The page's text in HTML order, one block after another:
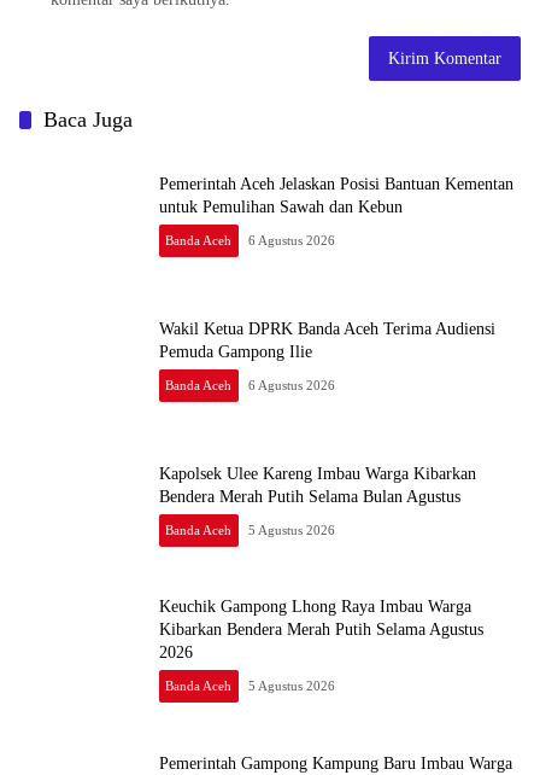
Baca Juga
Pemerintah Aceh Jelaskan Posisi Bantuan Kementan
untuk Pemulihan Sawah dan Kebun
Banda Aceh 6 Agustus 2026
Wakil Ketua DPRK Banda Aceh Terima Audiensi
Pemuda Gampong Ilie
Banda Aceh 6 Agustus 2026
Kapolsek Ulee Kareng Imbau Warga Kibarkan
Bendera Merah Putih Selama Bulan Agustus
Banda Aceh 5 Agustus 2026
Keuchik Gampong Lhong Raya Imbau Warga
Kibarkan Bendera Merah Putih Selama Agustus
2026
Banda Aceh 5 Agustus 2026
Pemerintah Gampong Kampung Baru Imbau Warga